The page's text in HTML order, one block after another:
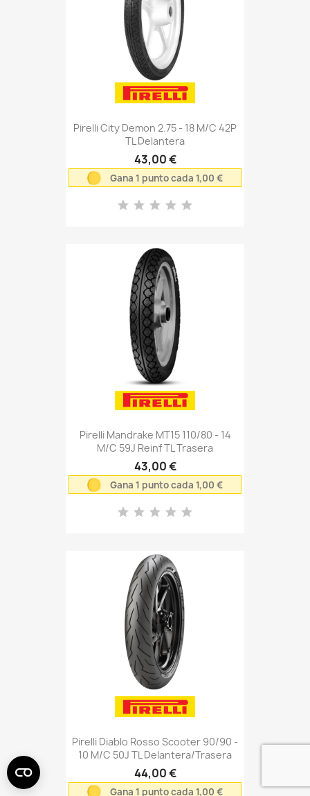
Pirelli City Demon 2.75 - 18 M/C 42P
TL Delantera
43,00 €
Gana 1 punto cada 1,00 €
Pirelli Mandrake MT15 110/80 - 14
M/C 59J Reinf TL Trasera
43,00 €
Gana 1 punto cada 1,00 €
Pirelli Diablo Rosso Scooter 90/90 -
10 M/C 50J TL Delantera/Trasera
44,00 €
Gana 1 punto cada 1,00 €